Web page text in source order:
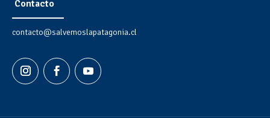
Contacto
contacto@salvemoslapatagonia.cl